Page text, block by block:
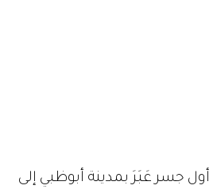
جسر عَبَرَ بمدينة أبوظبي إلى